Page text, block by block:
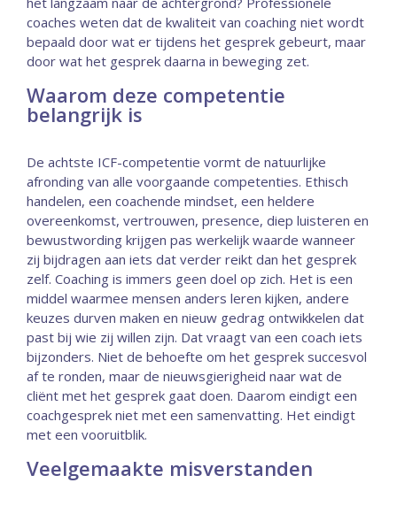
coaches weten dat de kwaliteit van coaching niet wordt
bepaald door wat er tijdens het gesprek gebeurt, maar
door wat het gesprek daarna in beweging zet.
Waarom deze competentie
belangrijk is
De achtste ICF-competentie vormt de natuurlijke
afronding van alle voorgaande competenties. Ethisch
handelen, een coachende mindset, een heldere
overeenkomst, vertrouwen, presence, diep luisteren en
bewustwording krijgen pas werkelijk waarde wanneer
zij bijdragen aan iets dat verder reikt dan het gesprek
zelf. Coaching is immers geen doel op zich. Het is een
middel waarmee mensen anders leren kijken, andere
keuzes durven maken en nieuw gedrag ontwikkelen dat
past bij wie zij willen zijn. Dat vraagt van een coach iets
bijzonders. Niet de behoefte om het gesprek succesvol
af te ronden, maar de nieuwsgierigheid naar wat de
cliënt met het gesprek gaat doen. Daarom eindigt een
coachgesprek niet met een samenvatting. Het eindigt
met een vooruitblik.
Veelgemaakte misverstanden